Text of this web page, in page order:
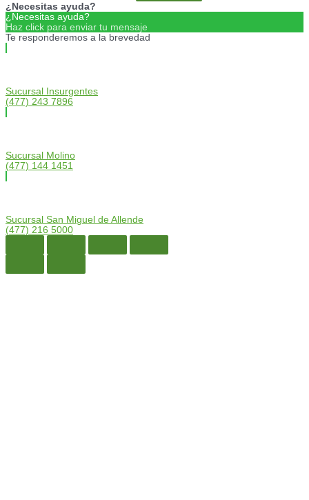
¿Necesitas ayuda?
¿Necesitas ayuda?
Haz click para enviar tu mensaje
Te responderemos a la brevedad
Sucursal Insurgentes
(477) 243 7896
Sucursal Molino
(477) 144 1451
Sucursal San Miguel de Allende
(477) 216 5000